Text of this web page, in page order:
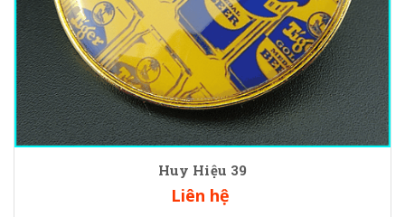
Huy Hiệu 39
Liên hệ